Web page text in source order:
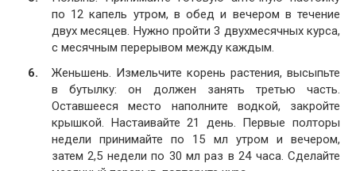
по 12 капель утром, в обед и вечером в течение
двух месяцев. Нужно пройти 3 двухмесячных курса,
с месячным перерывом между каждым.
Женьшень. Измельчите корень растения, высыпьте
в бутылку: он должен занять третью часть.
Оставшееся место наполните водкой, закройте
крышкой. Настаивайте 21 день. Первые полторы
недели принимайте по 15 мл утром и вечером,
затем 2,5 недели по 30 мл раз в 24 часа. Сделайте